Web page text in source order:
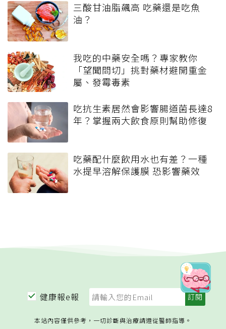
三酸甘油脂飆高 吃藥還是吃魚
油？
我吃的中藥安全嗎？專家教你
「望聞問切」挑對藥材避開重金
屬、發霉毒素
吃抗生素居然會影響腸道菌長達8
年？掌握兩大飲食原則幫助修復
吃藥配什麼飲用水也有差？一種
水提早溶解保護膜 恐影響藥效
健康報e報
本站內容僅供參考，一切診斷與治療請遵從醫師指導。